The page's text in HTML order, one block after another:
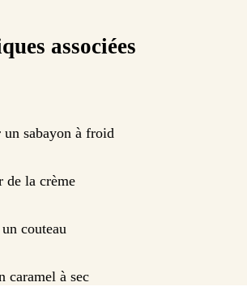
associées
sabayon à froid
de la crème
couteau
caramel à sec